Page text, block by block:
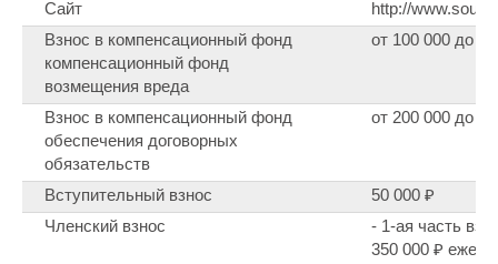
Сайт
http://
Взнос в компенсационный фонд
компенсационный фонд
возмещения вреда
от 100 000 до 5
Взнос в компенсационный фонд
обеспечения договорных
обязательств
от 200 000 до
Вступительный взнос
50 000 ₽
Членский взнос
- 1-ая часть
350 000 ₽